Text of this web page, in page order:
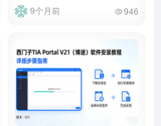
9个月前 946